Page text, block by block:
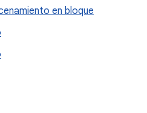
en bloque